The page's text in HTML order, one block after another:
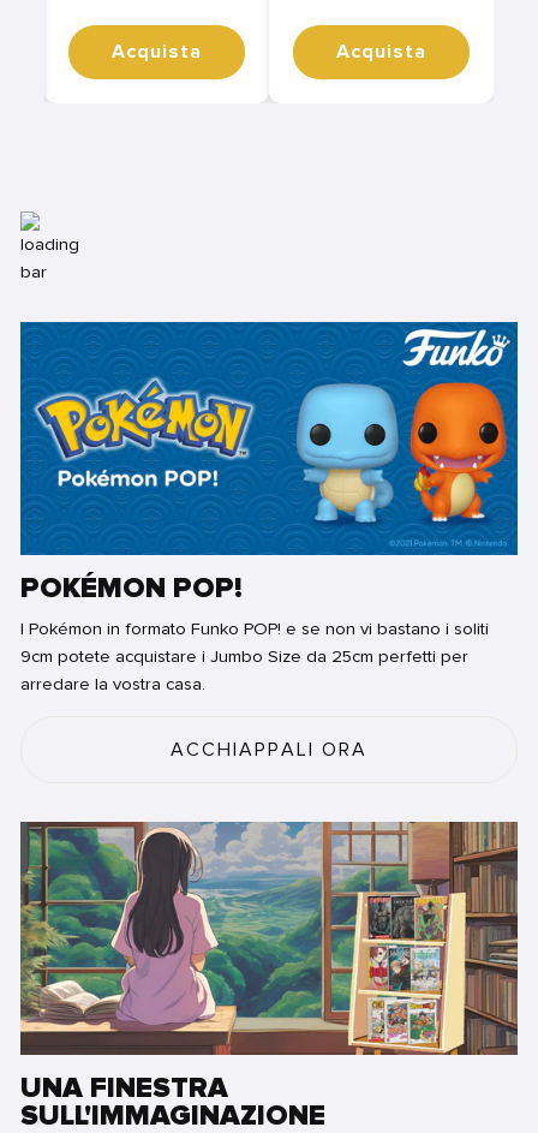
Acquista Acquista
POKÉMON POP!
I Pokémon in formato Funko POP! e se non vi bastano i soliti
9cm potete acquistare i Jumbo Size da 25cm perfetti per
arredare la vostra casa.
ACCHIAPPALI ORA
UNA FINESTRA
SULL'IMMAGINAZIONE